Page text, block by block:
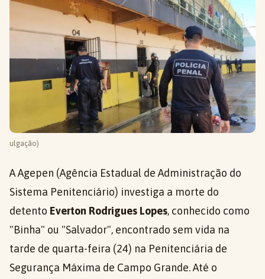
ulgação)
A Agepen (Agência Estadual de Administração do
Sistema Penitenciário) investiga a morte do
detento Everton Rodrigues Lopes, conhecido como
"Binha" ou "Salvador", encontrado sem vida na
tarde de quarta-feira (24) na Penitenciária de
Segurança Máxima de Campo Grande. Até o